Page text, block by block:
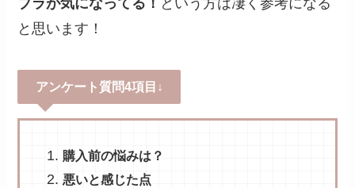
ブラが気になってる！ という方は凄く参考になる
と思います！
アンケート質問4項目↓
購入前の悩みは？
悪いと感じた点